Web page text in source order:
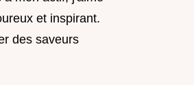
et inspirant.
des saveurs